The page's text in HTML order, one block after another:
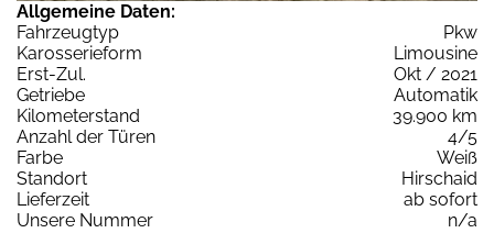
Allgemeine Daten:
Fahrzeugtyp
Pkw
Karosserieform
Limousine
Erst-Zul.
Okt / 2021
Getriebe
Automatik
Kilometerstand
39.900 km
Anzahl der Türen
4/5
Farbe
Weiß
Standort
Hirschaid
Lieferzeit
ab sofort
Unsere Nummer
n/a